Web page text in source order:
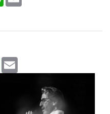
WhatsApp